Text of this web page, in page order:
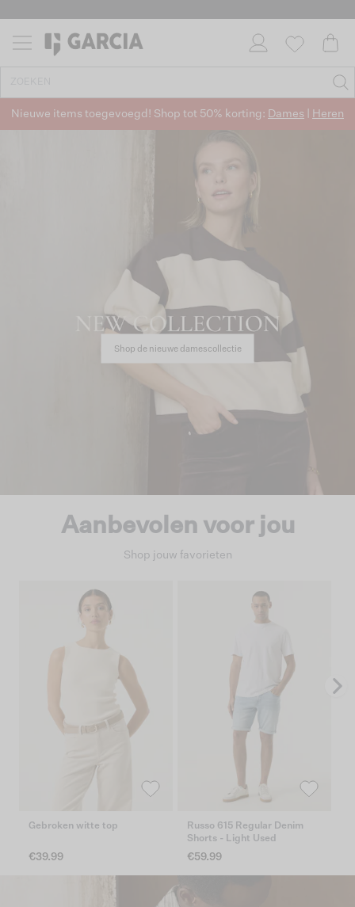
Nieuwe items toegevoegd! Shop tot 50% korting: Dames Heren
Shop de nieuwe damescollectie
Aanbevolen voor jou
Shop jouw favorieten
Gebroken witte top
€39.99
Russo 615 Regular Denim
Shorts - Light Used
€59.99